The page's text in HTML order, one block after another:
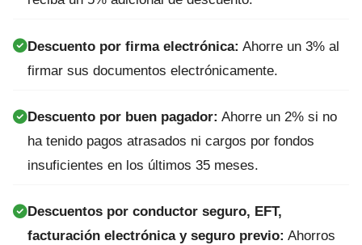
Descuento por firma electrónica: Ahorre un 3% al
firmar sus documentos electrónicamente.
Descuento por buen pagador: Ahorre un 2% si no
ha tenido pagos atrasados ni cargos por fondos
insuficientes en los últimos 35 meses.
Descuentos por conductor seguro, EFT,
facturación electrónica y seguro previo: Ahorros